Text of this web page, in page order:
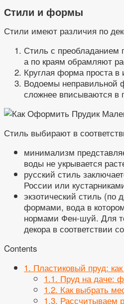
Стили и формы
Стили имеют различия по
Стиль с преобладанием
а по краям обрамляют
Круглая форма проста в
Водоемы неправильной
сложнее вписываются в
Стиль выбирают в
минимализм
воды не укрывается
русский стиль
России или
экзотический стиль (по
формами, вода в
нормами Фен-шуй. Для
декора в соответствии
Contents
1. Пластиковый пруд:
1.1. Пруд на даче:
1.2. Как выбрать
1.3. Рассчитываем